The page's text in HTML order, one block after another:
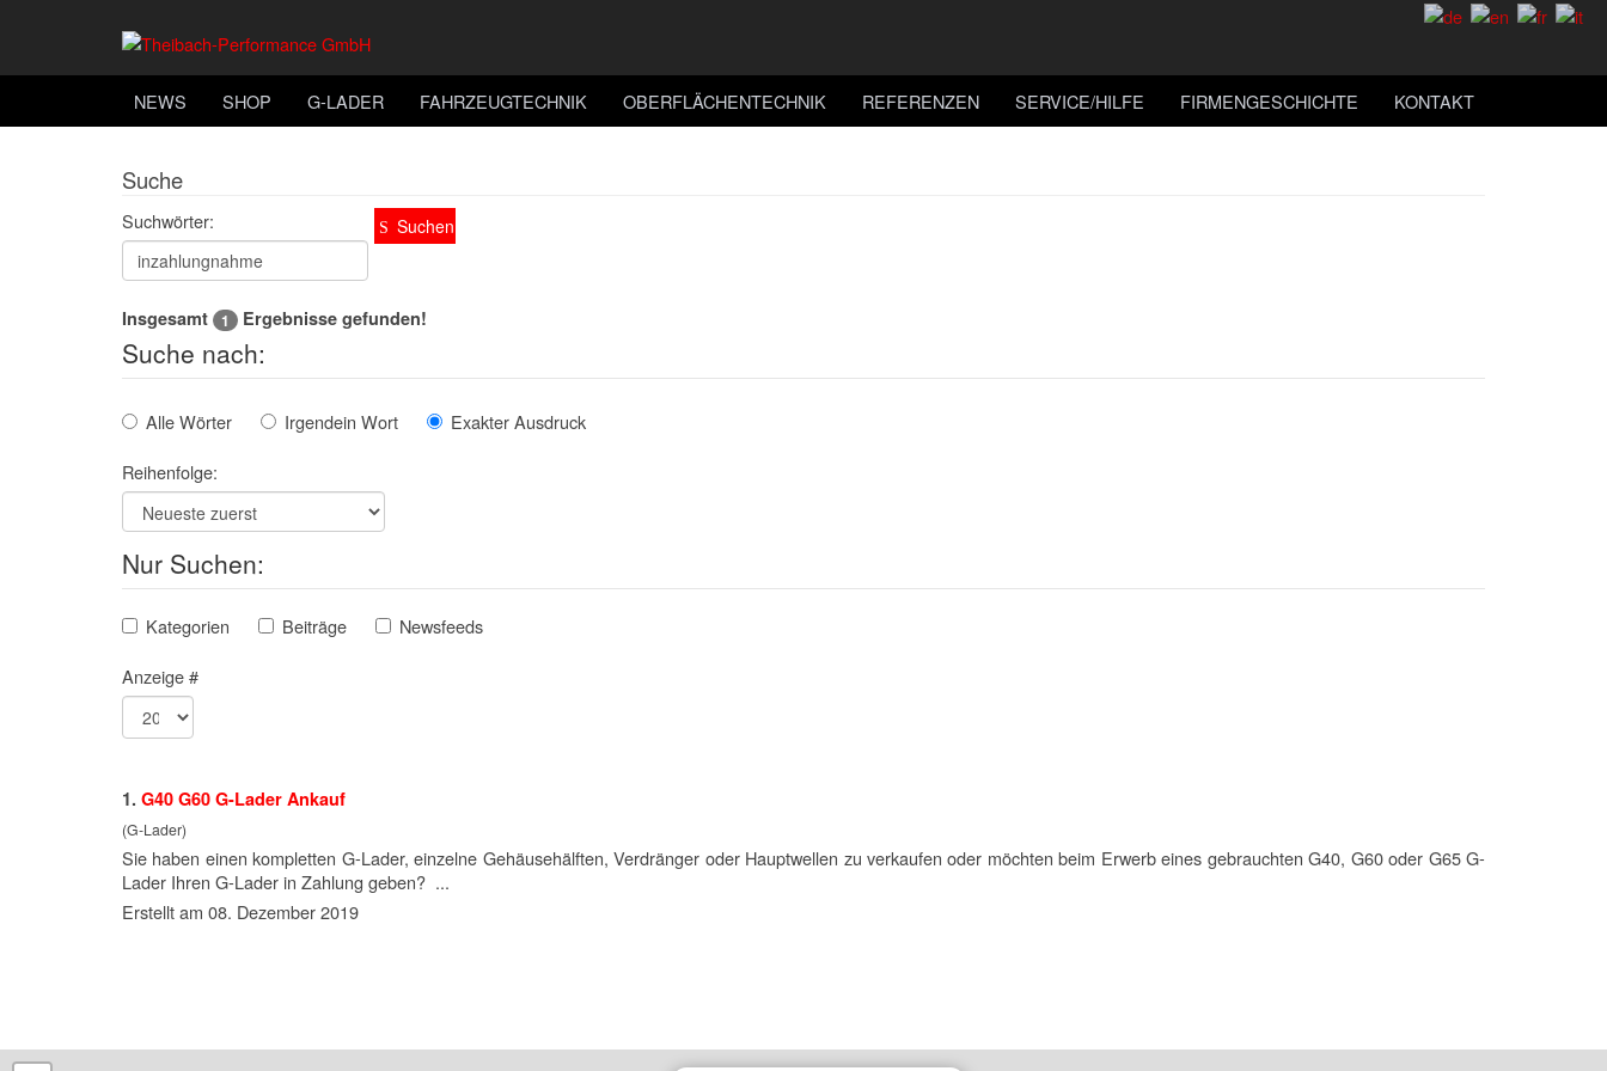
NEWS SHOP G-LADER FAHRZEUGTECHNIK OBERFLÄCHENTECHNIK REFERENZEN SERVICE/HILFE FIRMENGESCHICHTE KONTAKT
Suche
Suchwörter: Suchen
Insgesamt 1 Ergebnisse gefunden!
Suche nach:
Alle Wörter Irgendein Wort
Exakter Ausdruck
Reihenfolge:
Nur Suchen:
Kategorien Beiträge
Newsfeeds
Anzeige #
1. G40 G60 G-Lader Ankauf
(G-Lader)
Sie haben einen kompletten G-Lader, einzelne Gehäusehälften, Verdränger oder Hauptwellen zu verkaufen oder möchten beim Erwerb eines gebrauchten G40, G60 oder G65 G-
Lader Ihren G-Lader in Zahlung geben? ...
Erstellt am 08. Dezember 2019